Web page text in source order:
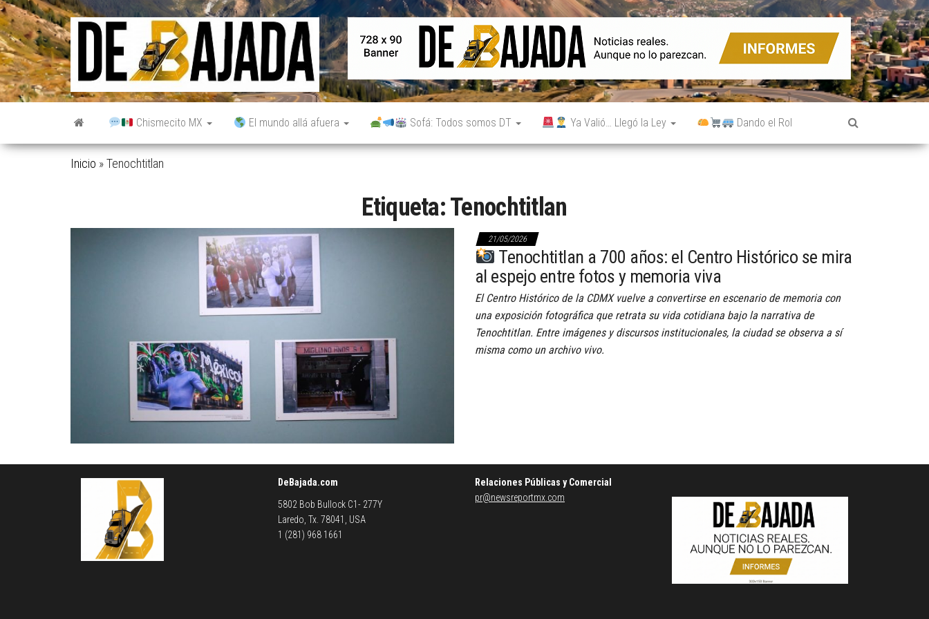
Saltar
al
contenido
De
Bajada
Noticias
reales.
Aunque
no lo
parezcan.
Chismecito MX El mundo allá afuera Sofá: Todos somos DT Ya Valió… Llegó la Ley Dando el Rol
Inicio »Tenochtitlan
Etiqueta:Tenochtitlan
21/05/2026
Tenochtitlan a 700 años: el Centro Histórico se mira
al espejo entre fotos y memoria viva
El Centro Histórico de la CDMX vuelve a convertirse en escenario de memoria con
una exposición fotográfica que retrata su vida cotidiana bajo la narrativa de
Tenochtitlan. Entre imágenes y discursos institucionales, la ciudad se observa a sí
misma como un archivo vivo.
DeBajada.com
5802 Bob Bullock C1- 277Y
Laredo, Tx. 78041, USA
1 (281) 968 1661
Relaciones Públicas y Comercial
pr@newsreportmx.com